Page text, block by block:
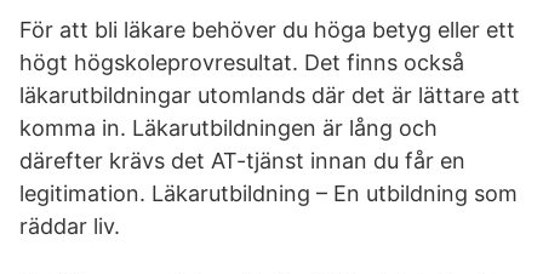
För att bli läkare behöver du höga betyg eller ett
högt högskoleprovresultat. Det finns också
läkarutbildningar utomlands där det är lättare att
komma in. Läkarutbildningen är lång och
därefter krävs det AT-tjänst innan du får en
legitimation. Läkarutbildning – En utbildning som
räddar liv.